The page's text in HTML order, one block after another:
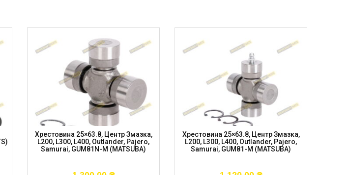
Хрестовина 25×63.8, Центр Змазка,
L200, L300, L400, Outlander, Pajero,
Samurai, GUM81N-M (MATSUBA)
Хрестовина 25×63.8, Центр Змазка,
L200, L300, L400, Outlander, Pajero,
Samurai, GUM81-M (MATSUBA)